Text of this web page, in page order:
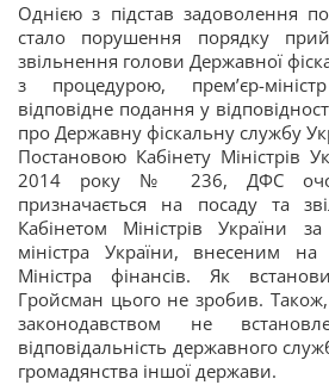
Однією з підстав задоволення
стало порушення порядку
звільнення голови Державної
з процедурою, прем’єр-
відповідне подання у
про Державну фіскальну службу
Постановою Кабінету Міністрів
2014 року № 236, ДФС
призначається на посаду та
Кабінетом Міністрів України
міністра України, внесеним на
Міністра фінансів. Як
Гройсман цього не зробив.
законодавством не
відповідальність державного
громадянства іншої держави.